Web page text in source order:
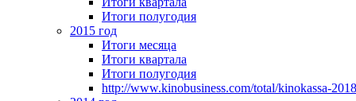
Итоги полугодия
2015 год
Итоги месяца
Итоги квартала
Итоги полугодия
http://www.kinobusiness.com/total/kinokassa-